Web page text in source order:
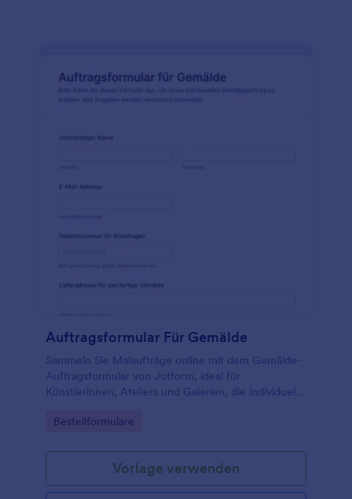
Auftragsformular Für Gemälde
Sammeln Sie Malaufträge online mit dem Gemälde-
Auftragsformular von Jotform, ideal für
Künstlerinnen, Ateliers und Galerien, die individuelle
Aufträge zentral organisieren möchten.
Go to Category:
Bestellformulare
Vorlage verwenden